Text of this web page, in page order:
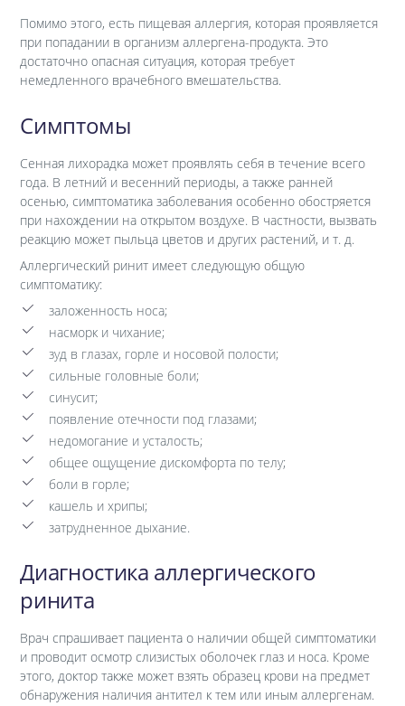
Помимо этого, есть пищевая аллергия, которая проявляется
при попадании в организм аллергена-продукта. Это
достаточно опасная ситуация, которая требует
немедленного врачебного вмешательства.
Симптомы
Сенная лихорадка может проявлять себя в течение всего
года. В летний и весенний периоды, а также ранней
осенью, симптоматика заболевания особенно обостряется
при нахождении на открытом воздухе. В частности, вызвать
реакцию может пыльца цветов и других растений, и т. д.
Аллергический ринит имеет следующую общую
симптоматику:
заложенность носа;
насморк и чихание;
зуд в глазах, горле и носовой полости;
сильные головные боли;
синусит;
появление отечности под глазами;
недомогание и усталость;
общее ощущение дискомфорта по телу;
боли в горле;
кашель и хрипы;
затрудненное дыхание.
Диагностика аллергического
ринита
Врач спрашивает пациента о наличии общей симптоматики
и проводит осмотр слизистых оболочек глаз и носа. Кроме
этого, доктор также может взять образец крови на предмет
обнаружения наличия антител к тем или иным аллергенам.